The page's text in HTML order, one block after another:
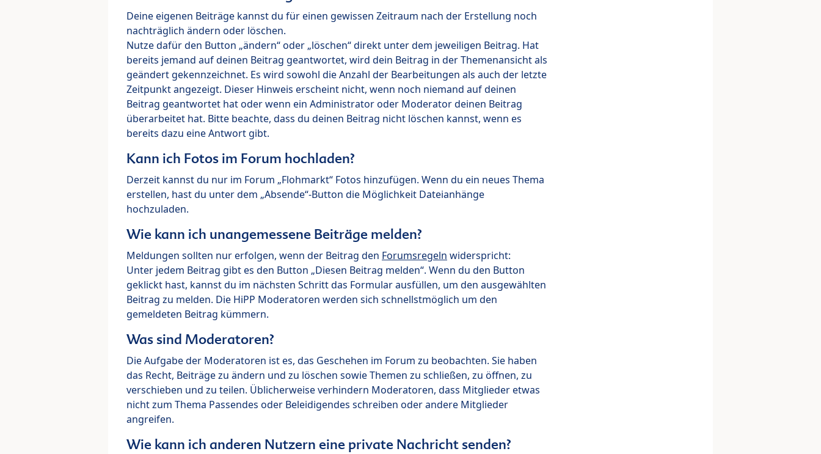
Deine eigenen Beiträge kannst du für einen gewissen Zeitraum nach der Erstellung noch
nachträglich ändern oder löschen.
Nutze dafür den Button „ändern“ oder „löschen“ direkt unter dem jeweiligen Beitrag. Hat
bereits jemand auf deinen Beitrag geantwortet, wird dein Beitrag in der Themenansicht als
geändert gekennzeichnet. Es wird sowohl die Anzahl der Bearbeitungen als auch der letzte
Zeitpunkt angezeigt. Dieser Hinweis erscheint nicht, wenn noch niemand auf deinen
Beitrag geantwortet hat oder wenn ein Administrator oder Moderator deinen Beitrag
überarbeitet hat. Bitte beachte, dass du deinen Beitrag nicht löschen kannst, wenn es
bereits dazu eine Antwort gibt.
Kann ich Fotos im Forum hochladen?
Derzeit kannst du nur im Forum „Flohmarkt“ Fotos hinzufügen. Wenn du ein neues Thema
erstellen, hast du unter dem „Absende“-Button die Möglichkeit Dateianhänge
hochzuladen.
Wie kann ich unangemessene Beiträge melden?
Meldungen sollten nur erfolgen, wenn der Beitrag den Forumsregeln widerspricht:
Unter jedem Beitrag gibt es den Button „Diesen Beitrag melden“. Wenn du den Button
geklickt hast, kannst du im nächsten Schritt das Formular ausfüllen, um den ausgewählten
Beitrag zu melden. Die HiPP Moderatoren werden sich schnellstmöglich um den
gemeldeten Beitrag kümmern.
Was sind Moderatoren?
Die Aufgabe der Moderatoren ist es, das Geschehen im Forum zu beobachten. Sie haben
das Recht, Beiträge zu ändern und zu löschen sowie Themen zu schließen, zu öffnen, zu
verschieben und zu teilen. Üblicherweise verhindern Moderatoren, dass Mitglieder etwas
nicht zum Thema Passendes oder Beleidigendes schreiben oder andere Mitglieder
angreifen.
Wie kann ich anderen Nutzern eine private Nachricht senden?